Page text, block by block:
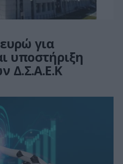
για
υποστήριξη
Δ.Σ.Α.Ε.Κ